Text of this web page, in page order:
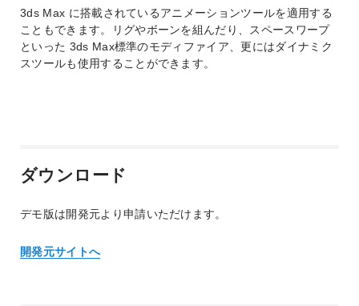
3ds Max に搭載されているアニメーションツールを適用する
こともできます。リグやボーンを組んだり、スペースワープ
といった 3ds Max標準のモディファイア、更にはダイナミク
スツールも使用することができます。
ダウンロード
デモ版は開発元より申請いただけます。
開発元サイトへ